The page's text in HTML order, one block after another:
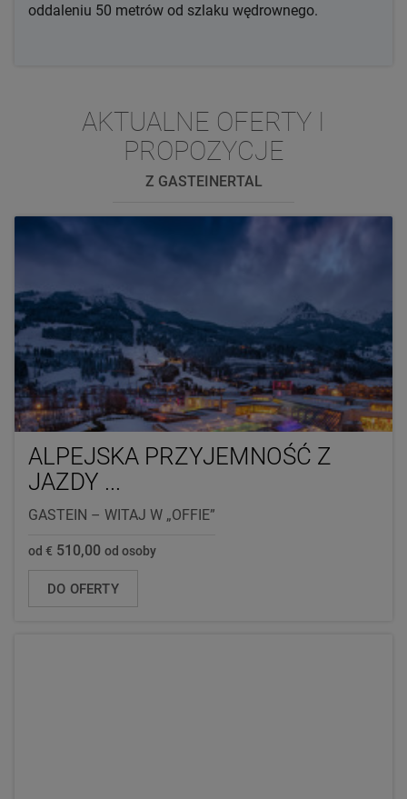
oddaleniu 50 metrów od szlaku wędrownego.
AKTUALNE OFERTY I
PROPOZYCJE
Z GASTEINERTAL
ALPEJSKA PRZYJEMNOŚĆ Z
JAZDY ...
GASTEIN – WITAJ W „OFFIE”
od € 510,00 od osoby
DO OFERTY